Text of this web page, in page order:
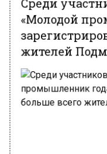
«Молодой
жителей